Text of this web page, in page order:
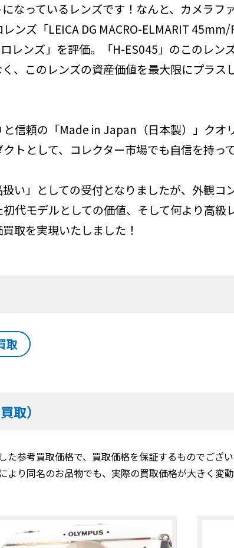
なっているレンズです！なんと、カメラフ
ンズ「LEICA DG MACRO-ELMARIT 45mm/
レンズ」を評価。「H-ES045」のこのレン
、このレンズの資産価値を最大限にプラス
信頼の「Made in Japan（日本製）」クオリ
トとして、コレクター市場でも自信を持っ
い」としての受付となりましたが、外観コ
代モデルとしての価値、そして何より高級
取を実現いたしました！
取
取）
参考買取価格で、買取価格を保証するものでござ
より同名のお品物でも、実際の買取価格が大きく変